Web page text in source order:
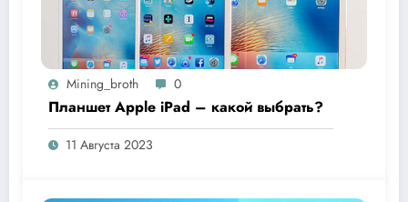
Mining_broth 0
Планшет Apple iPad – какой выбрать?
11 Августа 2023